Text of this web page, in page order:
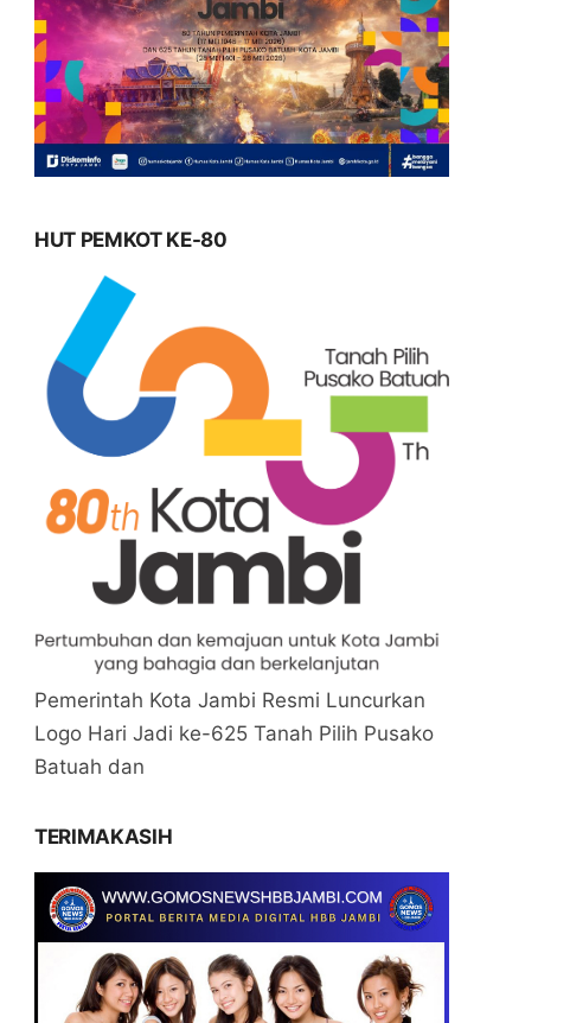
HUT PEMKOT KE-80
Pemerintah Kota Jambi Resmi Luncurkan
Logo Hari Jadi ke-625 Tanah Pilih Pusako
Batuah dan
TERIMAKASIH